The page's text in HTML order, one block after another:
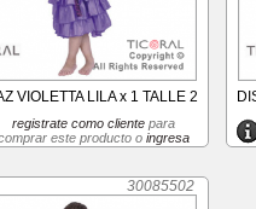
VIOLETTA LILA x 1 TALLE 2
registrate como clientepara
este producto o ingresa
30085502